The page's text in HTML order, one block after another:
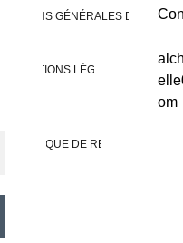
om
GÉNÉRALES DE
MENTIONS LÉGALES
POLITIQUE DE RETOUR